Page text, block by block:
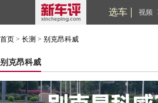
选车 视频
首页 > 长测 > 别克昂科威
别克昂科威